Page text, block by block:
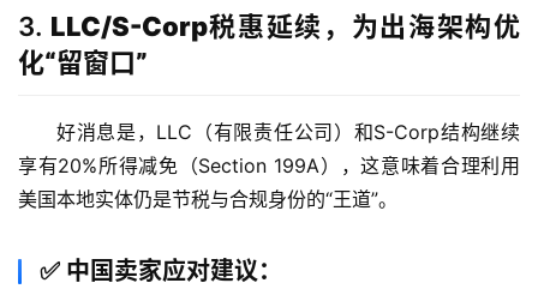
3. LLC/S-Corp税惠延续，为出海架构优
化“留窗口”
好消息是，LLC（有限责任公司）和S-Corp结构继续
享有20%所得减免（Section 199A），这意味着合理利用
美国本地实体仍是节税与合规身份的“王道”。
✅ 中国卖家应对建议：